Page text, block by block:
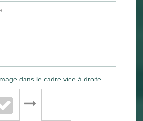
dans le cadre vide à droite